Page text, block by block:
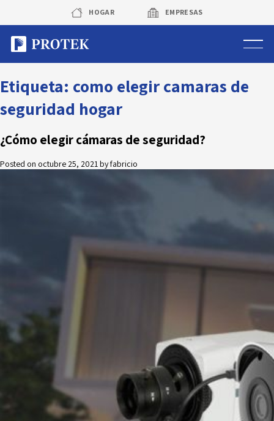
content
HOGAR EMPRESAS
Sistema de alarmas
Sistema de cámaras
Rastreo vehicular GPS
Sobre Protek
Contacto
Área de clientes
Etiqueta: como elegir camaras de
seguridad hogar
¿Cómo elegir cámaras de seguridad?
Posted on octubre 25, 2021byfabricio